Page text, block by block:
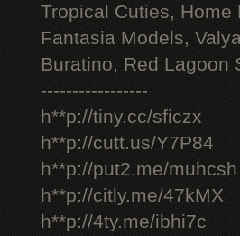
Tropical Cuties,
Fantasia Models,
Buratino, Red Lagoon
-----------------
h**p://tiny.cc/sficzx
h**p://cutt.us/Y7P84
h**p://put2.me/muhcsh
h**p://citly.me/47kMX
h**p://4ty.me/ibhi7c